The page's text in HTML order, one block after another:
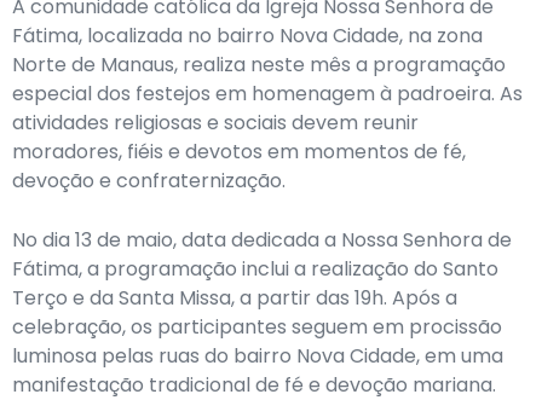
A comunidade católica da Igreja Nossa Senhora de
Fátima, localizada no bairro Nova Cidade, na zona
Norte de Manaus, realiza neste mês a programação
especial dos festejos em homenagem à padroeira. As
atividades religiosas e sociais devem reunir
moradores, fiéis e devotos em momentos de fé,
devoção e confraternização.
No dia 13 de maio, data dedicada a Nossa Senhora de
Fátima, a programação inclui a realização do Santo
Terço e da Santa Missa, a partir das 19h. Após a
celebração, os participantes seguem em procissão
luminosa pelas ruas do bairro Nova Cidade, em uma
manifestação tradicional de fé e devoção mariana.